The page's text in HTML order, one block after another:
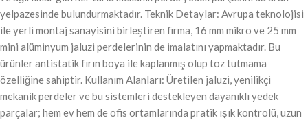
yelpazesinde bulundurmaktadır. Teknik Detaylar: Avrupa teknolojisi
ile yerli montaj sanayisini birleştiren firma, 16 mm mikro ve 25 mm
mini alüminyum jaluzi perdelerinin de imalatını yapmaktadır. Bu
ürünler antistatik fırın boya ile kaplanmış olup toz tutmama
özelliğine sahiptir. Kullanım Alanları: Üretilen jaluzi, yenilikçi
mekanik perdeler ve bu sistemleri destekleyen dayanıklı yedek
parçalar; hem ev hem de ofis ortamlarında pratik ışık kontrolü, uzun